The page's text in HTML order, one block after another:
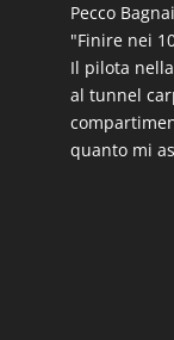
Pecco
"Finire nei
Il pilota
al tunnel
quanto mi